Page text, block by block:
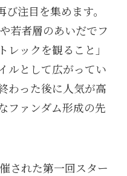
注目を集めます。
若者層のあいだでフ
レックを観ること」
ルとして広がってい
わった後に人気が高
ファンダム形成の先
された第一回スター